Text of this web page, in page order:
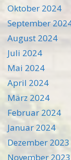
Oktober 2024
September
August 2024
Juli 2024
Mai 2024
April 2024
März 2024
Februar 2024
Januar 2024
Dezember 2023
November 2023